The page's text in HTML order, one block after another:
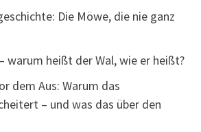
Die Möwe, die nie ganz
warum heißt der Wal, wie er heißt?
dem Aus: Warum das
– und was das über den